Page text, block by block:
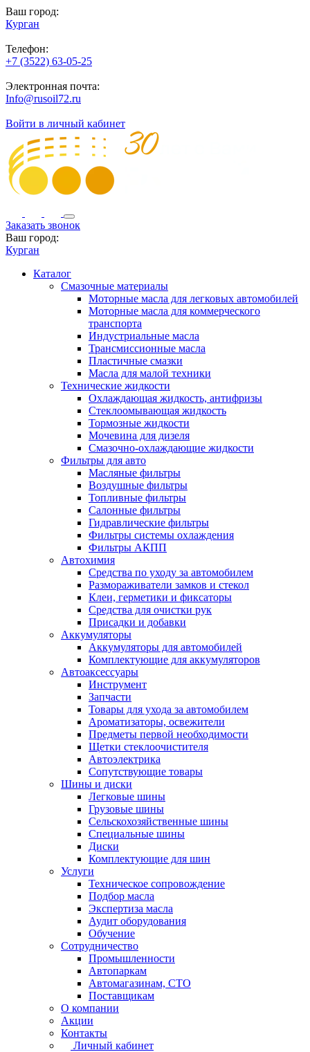
Ваш город:
Курган
Телефон:
+7 (3522) 63-05-25
Электронная почта:
Info@rusoil72.ru
Войти в личный кабинет
Заказать звонок
Ваш город:
Курган
Каталог
Смазочные материалы
Моторные масла для легковых автомобилей
Моторные масла для коммерческого
транспорта
Индустриальные масла
Трансмиссионные масла
Пластичные смазки
Масла для малой техники
Технические жидкости
Охлаждающая жидкость, антифризы
Стеклоомывающая жидкость
Тормозные жидкости
Мочевина для дизеля
Смазочно-охлаждающие жидкости
Фильтры для авто
Масляные фильтры
Воздушные фильтры
Топливные фильтры
Салонные фильтры
Гидравлические фильтры
Фильтры системы охлаждения
Фильтры АКПП
Автохимия
Средства по уходу за автомобилем
Размораживатели замков и стекол
Клеи, герметики и фиксаторы
Средства для очистки рук
Присадки и добавки
Аккумуляторы
Аккумуляторы для автомобилей
Комплектующие для аккумуляторов
Автоаксессуары
Инструмент
Запчасти
Товары для ухода за автомобилем
Ароматизаторы, освежители
Предметы первой необходимости
Щетки стеклоочистителя
Автоэлектрика
Сопутствующие товары
Шины и диски
Легковые шины
Грузовые шины
Сельскохозяйственные шины
Специальные шины
Диски
Комплектующие для шин
Услуги
Техническое сопровождение
Подбор масла
Экспертиза масла
Аудит оборудования
Обучение
Сотрудничество
Промышленности
Автопаркам
Автомагазинам, СТО
Поставщикам
О компании
Акции
Контакты
Личный кабинет